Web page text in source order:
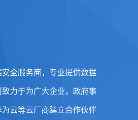
全服务商，专业提供数据
力于为广大企业，政府事
云等云厂商建立合作伙伴